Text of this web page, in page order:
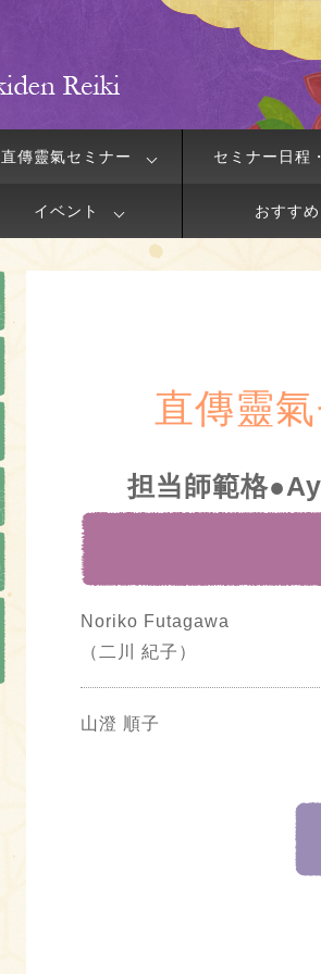
直傳靈氣セミナー セミナー日程
イベント おすすめ
直傳靈
担当師範格
Noriko Futagawa
（二川 紀子）
山澄 順子